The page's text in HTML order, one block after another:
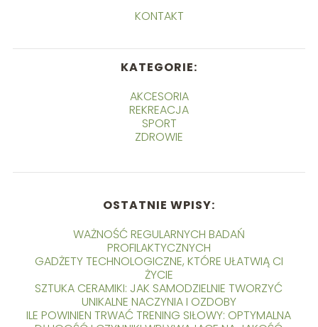
KONTAKT
KATEGORIE:
AKCESORIA
REKREACJA
SPORT
ZDROWIE
OSTATNIE WPISY:
WAŻNOŚĆ REGULARNYCH BADAŃ
PROFILAKTYCZNYCH
GADŻETY TECHNOLOGICZNE, KTÓRE UŁATWIĄ CI
ŻYCIE
SZTUKA CERAMIKI: JAK SAMODZIELNIE TWORZYĆ
UNIKALNE NACZYNIA I OZDOBY
ILE POWINIEN TRWAĆ TRENING SIŁOWY: OPTYMALNA